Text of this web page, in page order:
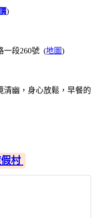
)
一段260號 (地圖)
清幽，身心放鬆，早餐的
村